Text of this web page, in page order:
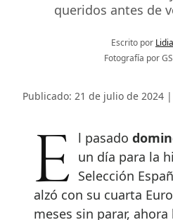
queridos antes de
Escrito por
Fotografía por
Publicado: 21 de julio de 2024
El pasado
un día para la
Selección
alzó con su cuarta
meses sin parar,